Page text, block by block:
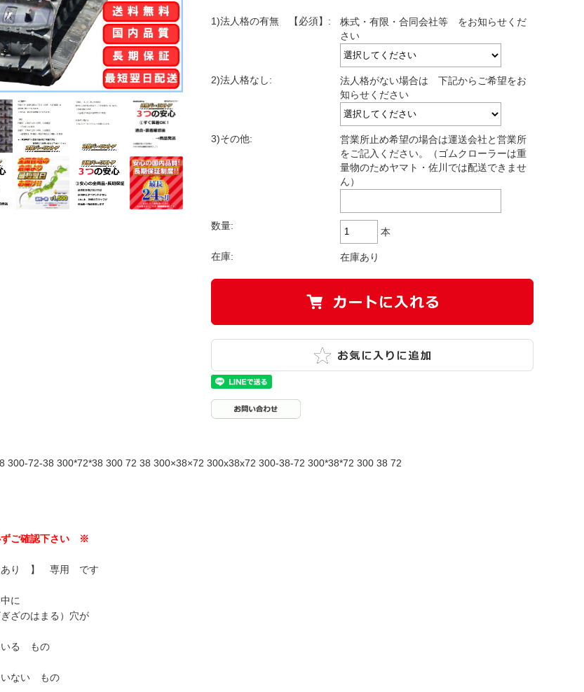
1)法人格の有無 【必須】:
株式・有限・合同会社等 をお知らせくだ
さい
2)法人格なし:
法人格がない場合は 下記からご希望をお
知らせください
3)その他:
営業所止め希望の場合は運送会社と営業所
をご記入ください。（ゴムクローラーは重
量物のためヤマト・佐川では配送できませ
ん）
数量:
本
在庫: 在庫あり
300-72-38 300*72*38 300 72 38 300×38×72 300x38x72 300-38-72 300*38*72 300 38 72
ご確認下さい ※
あり 】 専用 です
に
ざのはまる）穴が
いる もの
いない もの